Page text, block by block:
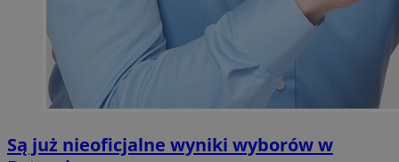
Są już nieoficjalne wyniki wyborów w